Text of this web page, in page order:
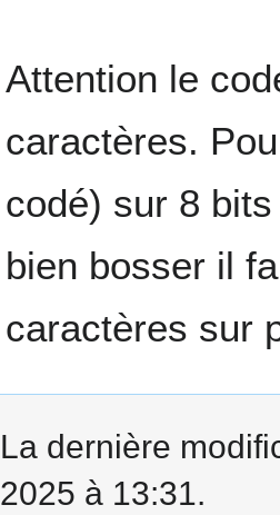
Attention le
caractères.
codé) sur 8
bien bosser il
caractères sur
La dernière
2025 à 13:31.